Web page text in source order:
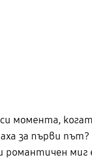
момента,
за първи
романтичен миг